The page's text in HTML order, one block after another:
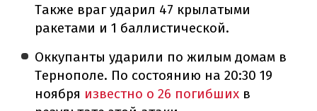
Также враг ударил 47 крылатыми
ракетами и 1 баллистической.
Оккупанты ударили по жилым домам в
Тернополе. По состоянию на 20:30 19
ноября известно о 26 погибших в